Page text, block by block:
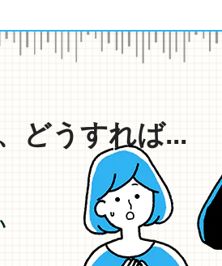
どうすれば...